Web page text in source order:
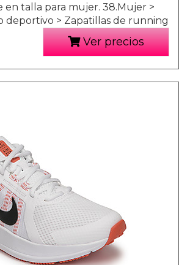
en talla para mujer. 38.Mujer >
deportivo > Zapatillas de running
Ver precios